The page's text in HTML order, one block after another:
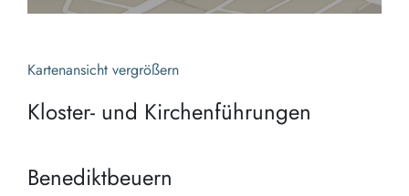
Kartenansicht vergrößern
Kloster- und Kirchenführungen
Benediktbeuern